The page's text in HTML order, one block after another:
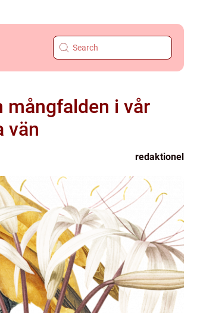
mångfalden i vår
vän
redaktionel